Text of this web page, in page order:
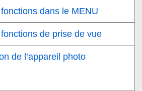
dans le MENU
de prise de vue
de l’appareil photo